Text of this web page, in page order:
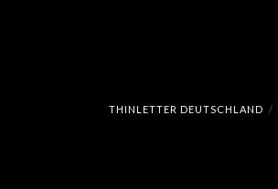
THINLETTER DEUTSCHLAND